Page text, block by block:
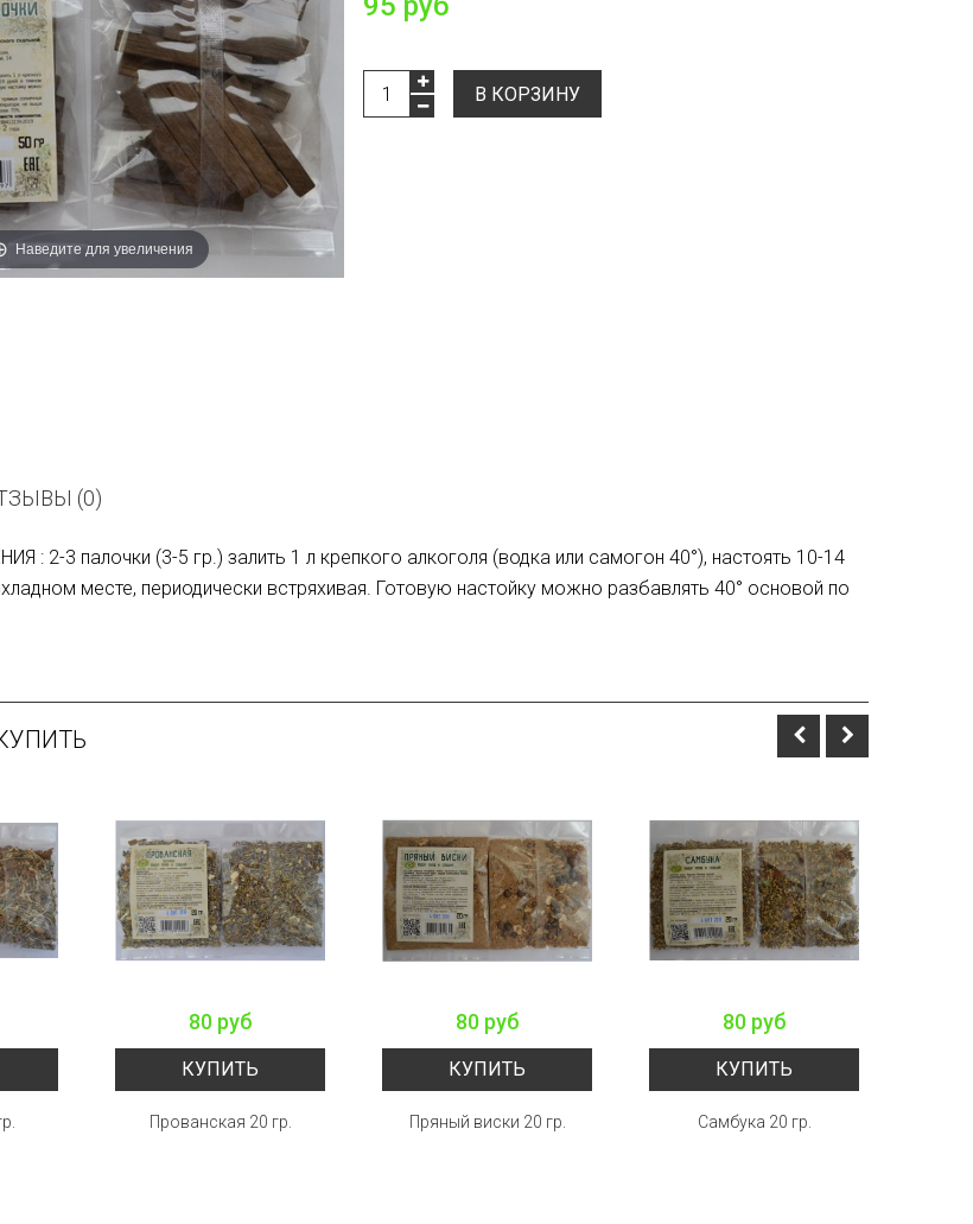
Наведите для увеличения
В КОРЗИНУ
(0)
: 2-3 палочки (3-5 гр.) залить 1 л крепкого алкоголя (водка или самогон 40°), настоять 10-14
месте, периодически встряхивая. Готовую настойку можно разбавлять 40° основой по
80 руб
КУПИТЬ
Прованская 20 гр.
80 руб
КУПИТЬ
Пряный виски 20 гр.
80 руб
КУПИТЬ
Самбука 20 гр.